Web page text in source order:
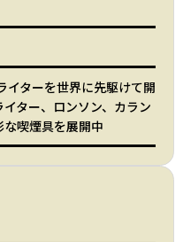
イターを世界に先駆けて開
ター、ロンソン、カラン
喫煙具を展開中